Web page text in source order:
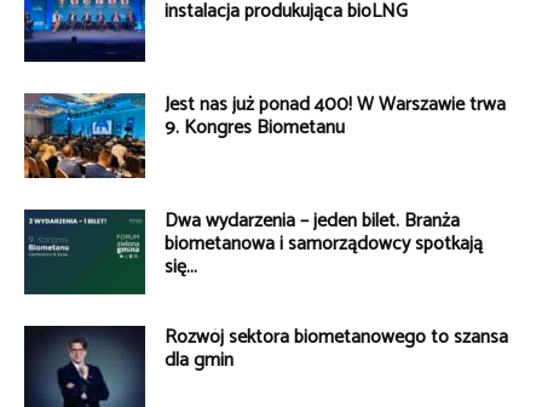
instalacja produkująca bioLNG
Jest nas już ponad 400! W Warszawie trwa
9. Kongres Biometanu
Dwa wydarzenia – jeden bilet. Branża
biometanowa i samorządowcy spotkają
się...
Rozwój sektora biometanowego to szansa
dla gmin